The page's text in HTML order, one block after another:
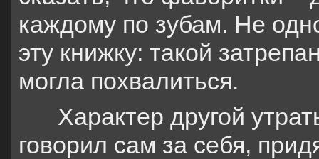
каждому по зубам. Не
эту книжку: такой
могла похвалиться.
Характер другой
говорил сам за себя,